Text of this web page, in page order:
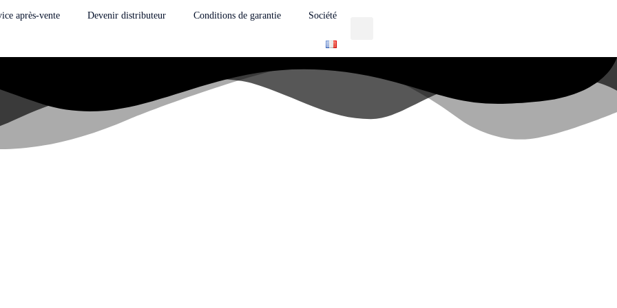
après-vente Devenir distributeur Conditions de garantie Société